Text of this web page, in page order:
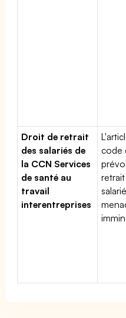
Droit de retrait
des salariés de
la CCN Services
de santé au
travail
interentreprises
code